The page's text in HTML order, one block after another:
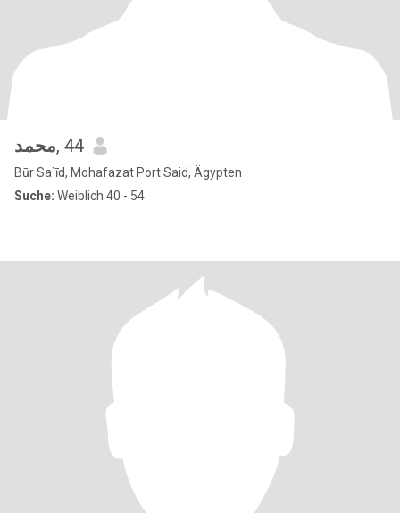
محمد, 44
Būr Sa`īd, Mohafazat Port Said, Ägypten
Suche: Weiblich 40 - 54